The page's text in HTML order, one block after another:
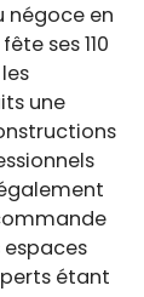
négoce en
ses 110
une
étant